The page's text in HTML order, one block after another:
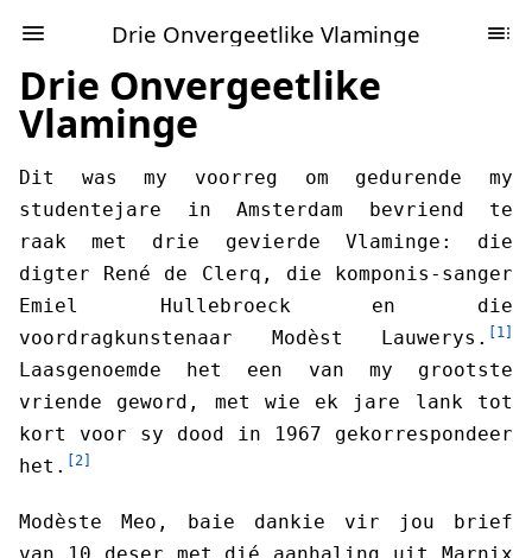
Drie Onvergeetlike Vlaminge
Drie Onvergeetlike
Vlaminge
Dit was my voorreg om gedurende my
studentejare in Amsterdam bevriend te
raak met drie gevierde Vlaminge: die
digter René de Clerq, die komponis-sanger
Emiel Hullebroeck en die
voordragkunstenaar Modèst Lauwerys.
[1]
Laasgenoemde het een van my grootste
vriende geword, met wie ek jare lank tot
kort voor sy dood in 1967 gekorrespondeer
het.
[2]
Modèste Meo, baie dankie vir jou brief